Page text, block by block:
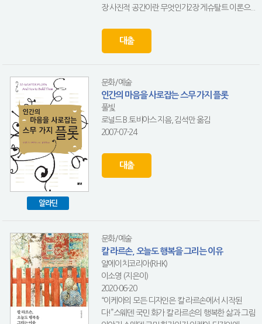
장 사진적 공간이란 무엇인가2장 게슈탈트 이론으...
대출
알라딘
문화/예술
인간의 마음을 사로잡는 스무 가지 플롯
풀빛
로널드 B.토비아스 지음, 김석만 옮김
2007-07-24
대출
문화/예술
칼 라르손, 오늘도 행복을 그리는 이유
알에이치코리아(RHK)
이소영 (지은이)
2020-06-20
“이케아의 모든 디자인은 칼 라르손에서 시작된
다!”스웨덴 국민 화가 칼 라르손의 행복한 삶과 그림